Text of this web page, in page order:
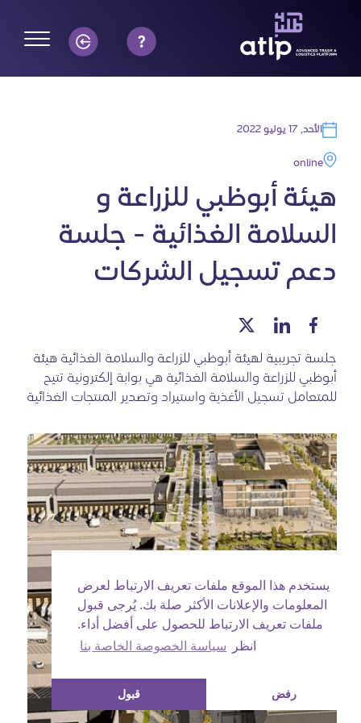
يستخدم هذا الموقع ملفات تعريف الارتباط لعرض
المعلومات والإعلانات الأكثر صلة بك. يُرجى قبول
ملفات تعريف الارتباط للحصول على أفضل أداء.
انظر
سياسة الخصوصة الخاصة بنا
رفض قبول
الأحد, 17 يوليو 2022
online
هيئة أبوظبي للزراعة و
السلامة الغذائية - جلسة
دعم تسجيل الشركات
جلسة تجريبية لهيئة أبوظبي للزراعة والسلامة الغذائية هيئة
أبوظبي للزراعة والسلامة الغذائية هي بوابة إلكترونية تتيح
للمتعامل تسجيل الأغذية واستيراد وتصدير المنتجات الغذائية